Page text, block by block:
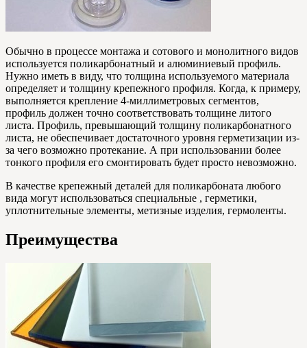
Обычно в процессе монтажа и сотового и монолитного видов
используется поликарбонатный и алюминиевый профиль.
Нужно иметь в виду, что толщина используемого материала
определяет и толщину крепежного профиля. Когда, к примеру,
выполняется крепление 4-миллиметровых сегментов,
профиль должен точно соответствовать толщине литого
листа. Профиль, превышающий толщину поликарбонатного
листа, не обеспечивает достаточного уровня герметизации из-
за чего возможно протекание. А при использовании более
тонкого профиля его смонтировать будет просто невозможно.
В качестве крепежный деталей для поликарбоната любого
вида могут использоваться специальные , герметики,
уплотнительные элементы, метизные изделия, гермоленты.
Преимущества